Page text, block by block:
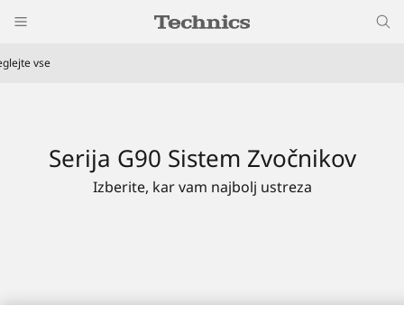
vse
Izberite, kar vam najbolj ustreza
Serija G90 Sistem Zvočnikov